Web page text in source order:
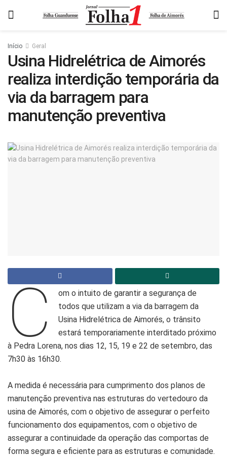
Início Geral
Usina Hidrelétrica de Aimorés
realiza interdição temporária da
via da barragem para
manutenção preventiva
C
om o intuito de garantir a segurança de
todos que utilizam a via da barragem da
Usina Hidrelétrica de Aimorés, o trânsito
estará temporariamente interditado próximo
à Pedra Lorena, nos dias 12, 15, 19 e 22 de setembro, das
7h30 às 16h30.
A medida é necessária para cumprimento dos planos de
manutenção preventiva nas estruturas do vertedouro da
usina de Aimorés, com o objetivo de assegurar o perfeito
funcionamento dos equipamentos, com o objetivo de
assegurar a continuidade da operação das comportas de
forma segura e eficiente para as estruturas e comunidade.